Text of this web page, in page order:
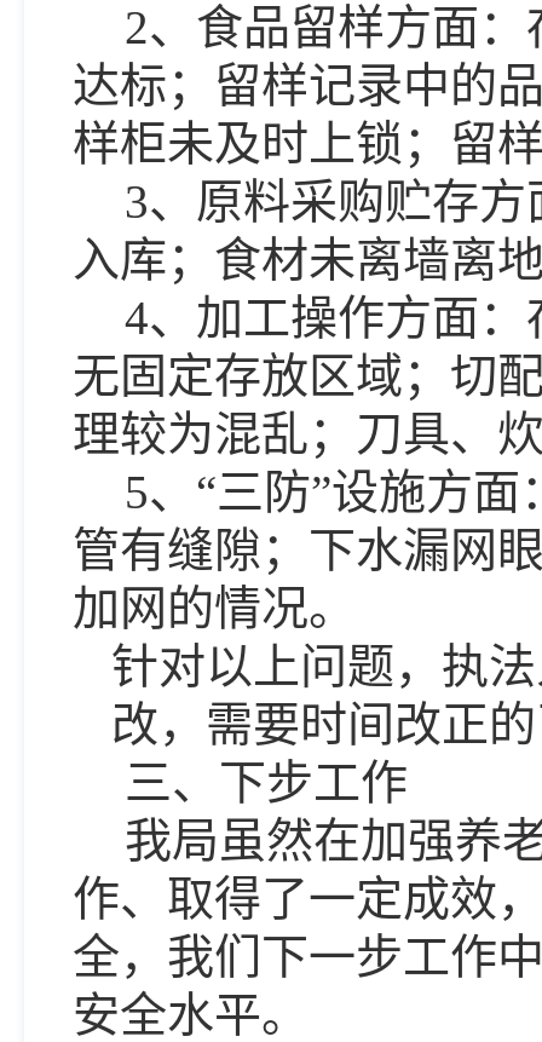
2、食品留样方面
达标；留样记录中的
样柜未及时上锁；留
3、原料采购贮存
入库；食材未离墙离
4、加工操作方面
无固定存放区域；切
理较为混乱；刀具、
5、“三防”设施方
管有缝隙；下水漏网
加网的情况。
针对以上问题，执
改，需要时间改正
三、下步工作
我局虽然在加强养
作、取得了一定成效
全，我们下一步工作
安全水平。